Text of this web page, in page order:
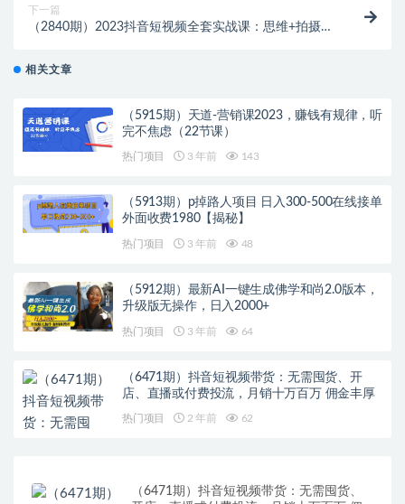
下一篇
（2840期）2023抖音短视频全套实战课：思维+拍摄
相关文章
（5915期）天道-营销课2023，赚钱有规律，听
完不焦虑（22节课）
热门项目 3 年前 143
（5913期）p掉路人项目 日入300-500在线接单
外面收费1980【揭秘】
热门项目 3 年前 48
（5912期）最新AI一键生成佛学和尚2.0版本，
升级版无操作，日入2000+
热门项目 3 年前 64
（6471期）抖音短视频带货：无需囤货、开
店、直播或付费投流，月销十万百万 佣金丰厚
热门项目 2 年前 62
（6471期）抖音短视频带货：无需囤货、